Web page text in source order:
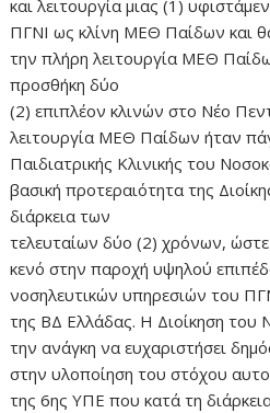
και λειτουργία μιας (1)
ΠΓΝΙ ως κλίνη ΜΕΘ Παίδων και
την πλήρη λειτουργία ΜΕΘ
προσθήκη δύο
(2) επιπλέον κλινών στο Νέο
λειτουργία ΜΕΘ Παίδων ήταν
Παιδιατρικής Κλινικής του
βασική προτεραιότητα της
διάρκεια των
τελευταίων δύο (2) χρόνων,
κενό στην παροχή υψηλού
νοσηλευτικών υπηρεσιών του
της ΒΔ Ελλάδας. Η Διοίκηση του
την ανάγκη να ευχαριστήσει
στην υλοποίηση του στόχου
της 6ης ΥΠΕ που κατά τη